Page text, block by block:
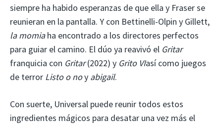
siempre ha habido esperanzas de que ella y Fraser se
reunieran en la pantalla. Y con Bettinelli-Olpin y Gillett,
la momiaha encontrado a los directores perfectos
para guiar el camino. El dúo ya reavivó el Gritar
franquicia con Gritar(2022) y Grito VIasí como juegos
de terror Listo o noy abigail.
Con suerte, Universal puede reunir todos estos
ingredientes mágicos para desatar una vez más el